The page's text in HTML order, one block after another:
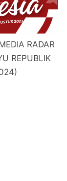
RADAR
REPUBLIK